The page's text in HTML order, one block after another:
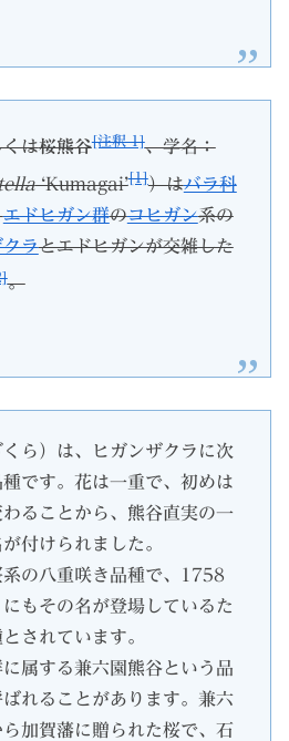
は桜熊谷[注釈 1]、学名：
‘Kumagai’[1]）はバラ科
エドヒガン群のコヒガン系の
ラとエドヒガンが交雑した
。
ら）は、ヒガンザクラに次
です。花は一重で、初めは
ることから、熊谷直実の一
付けられました。
の八重咲き品種で、1758
もその名が登場しているた
されています。
属する兼六園熊谷という品
れることがあります。兼六
加賀藩に贈られた桜で、石